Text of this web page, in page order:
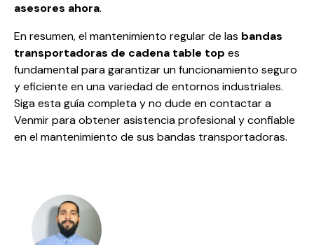
asesores ahora.
En resumen, el mantenimiento regular de las bandas
transportadoras de cadena table top es
fundamental para garantizar un funcionamiento seguro
y eficiente en una variedad de entornos industriales.
Siga esta guía completa y no dude en contactar a
Venmir para obtener asistencia profesional y confiable
en el mantenimiento de sus bandas transportadoras.